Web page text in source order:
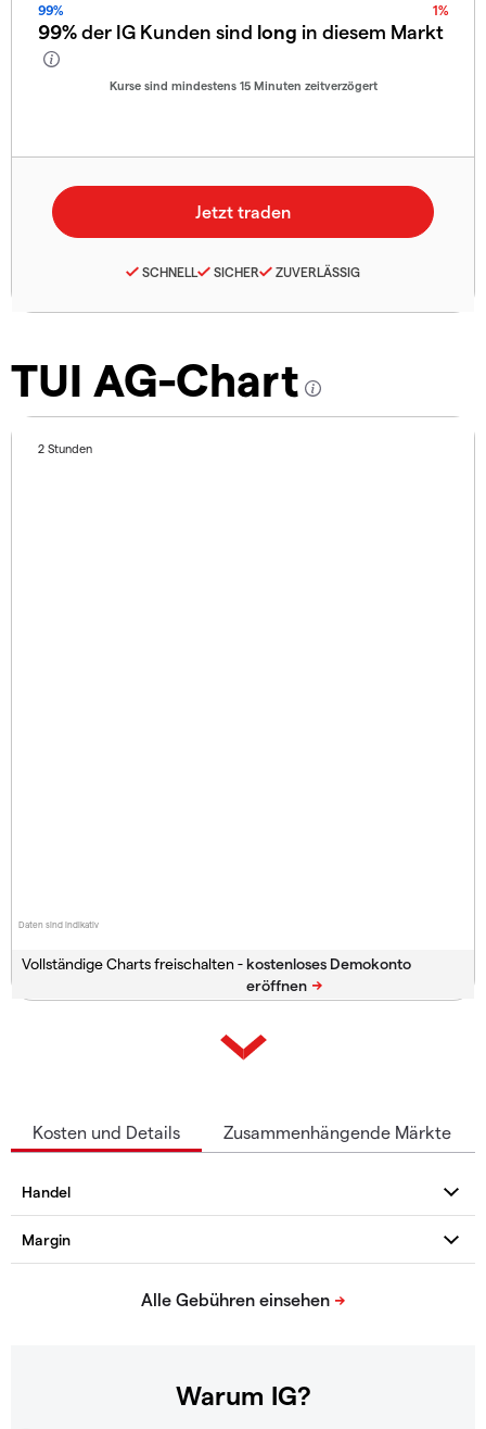
TUI AG-Chart
Daten sind indikativ
2 Stunden
Vollständige Charts freischalten -
99%
1%
99%der IG Kunden sind long in diesem Markt
Kurse sind mindestens 15 Minuten zeitverzögert
SCHNELL SICHER ZUVERLÄSSIG
Kosten und Details Zusammenhängende Märkte
Warum IG?